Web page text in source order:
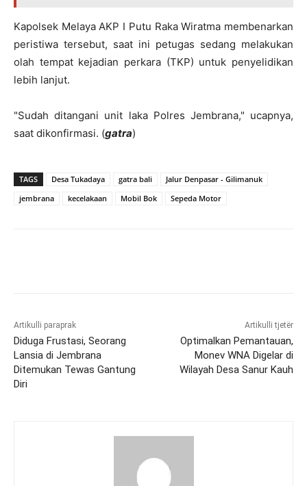
Kapolsek Melaya AKP I Putu Raka Wiratma membenarkan
peristiwa tersebut, saat ini petugas sedang melakukan
olah tempat kejadian perkara (TKP) untuk penyelidikan
lebih lanjut.
"Sudah ditangani unit laka Polres Jembrana," ucapnya,
saat dikonfirmasi. (gatra)
TAGS Desa Tukadaya gatra bali
Jalur Denpasar - Gilimanuk
jembrana
kecelakaan Mobil Bok Sepeda Motor
Artikulli paraprak
Diduga Frustasi, Seorang
Lansia di Jembrana
Ditemukan Tewas Gantung
Diri
Artikulli tjetër
Optimalkan Pemantauan,
Monev WNA Digelar di
Wilayah Desa Sanur Kauh